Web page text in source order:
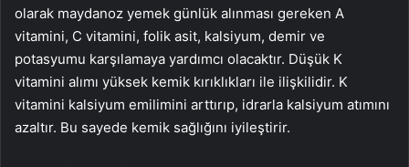
olarak maydanoz yemek günlük alınması gereken A
vitamini, C vitamini, folik asit, kalsiyum, demir ve
potasyumu karşılamaya yardımcı olacaktır. Düşük K
vitamini alımı yüksek kemik kırıklıkları ile ilişkilidir. K
vitamini kalsiyum emilimini arttırıp, idrarla kalsiyum atımını
azaltır. Bu sayede kemik sağlığını iyileştirir.